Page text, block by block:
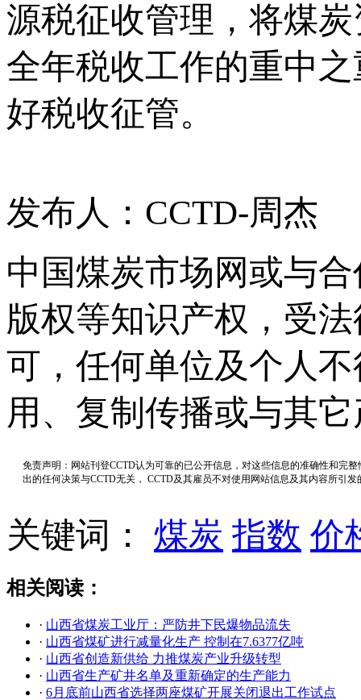
源税征收管理，将煤
全年税收工作的重中
好税收征管。
发布人：CCTD-周杰
中国煤炭市场网或与
版权等知识产权，受
可，任何单位及个人
用、复制传播或与其
免责声明：网站刊登CCTD认为可靠的已公开信息，对这些信息的准确性和完
出的任何决策与CCTD无关， CCTD及其雇员不对使用网站信息及其内容所引
关键词： 煤炭 指数 价
相关阅读：
· 山西省煤炭工业厅：严防井下民爆物品流失
· 山西省煤矿进行减量化生产 控制在7.6377亿吨
· 山西省创造新供给 力推煤炭产业升级转型
· 山西省生产矿井名单及重新确定的生产能力
· 6月底前山西省选择两座煤矿开展关闭退出工作试点